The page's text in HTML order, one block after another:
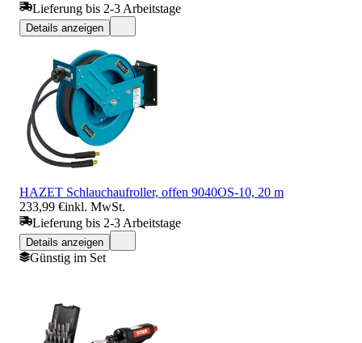
Lieferung bis 2-3 Arbeitstage
Details anzeigen
HAZET Schlauchaufroller, offen 9040OS-10, 20 m
233,99 €inkl. MwSt.
Lieferung bis 2-3 Arbeitstage
Details anzeigen
Günstig im Set